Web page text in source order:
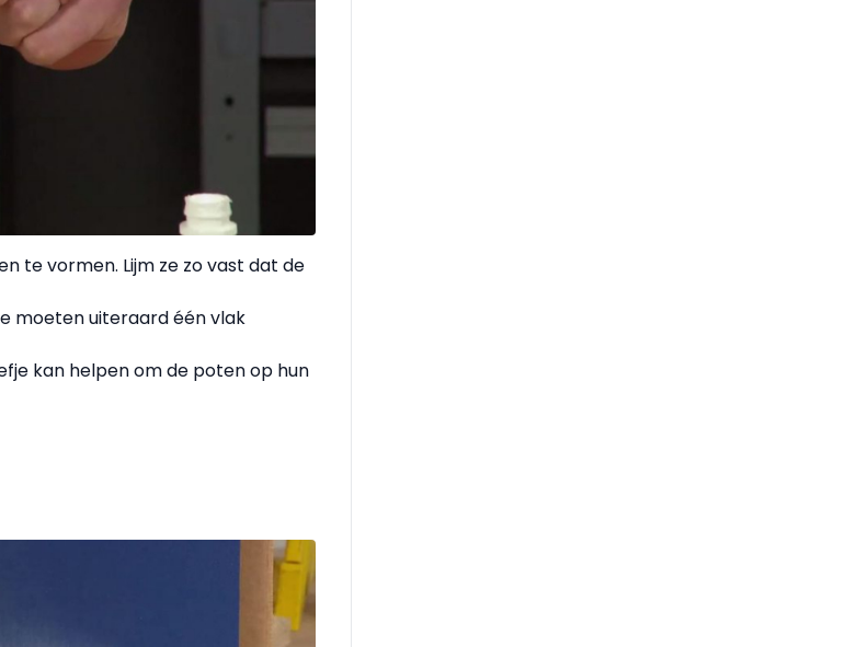
te vormen. Lijm ze zo vast dat de
moeten uiteraard één vlak
kan helpen om de poten op hun